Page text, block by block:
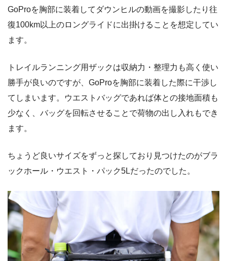
GoProを胸部に装着してダウンヒルの動画を撮影したり往
復100km以上のロングライドに出掛けることを想定してい
ます。
トレイルランニング用ザックは収納力・整理力も高く使い
勝手が良いのですが、GoProを胸部に装着した際に干渉し
てしまいます。ウエストバッグであれば体との接地面積も
少なく、バッグを回転させることで荷物の出し入れもでき
ます。
ちょうど良いサイズをずっと探しており見つけたのがブラ
ックホール・ウエスト・パック5Lだったのでした。